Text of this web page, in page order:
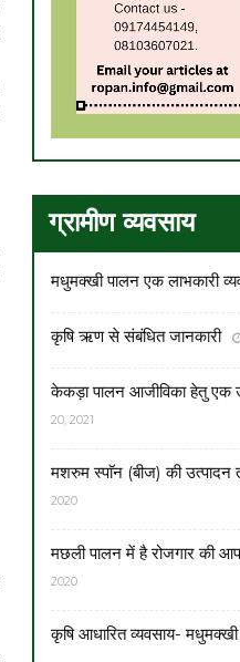
ग्रामीण व्यवसाय
मधुमक्खी पालन एक लाभकारी
कृषि ऋण से संबंधित जानकारी
केकड़ा पालन आजीविका हेतु एक
20, 2021
मशरुम स्पाॅन (बीज) की
2020
मछली पालन में है रोजगार की
2020
कृषि आधारित व्यवसाय-